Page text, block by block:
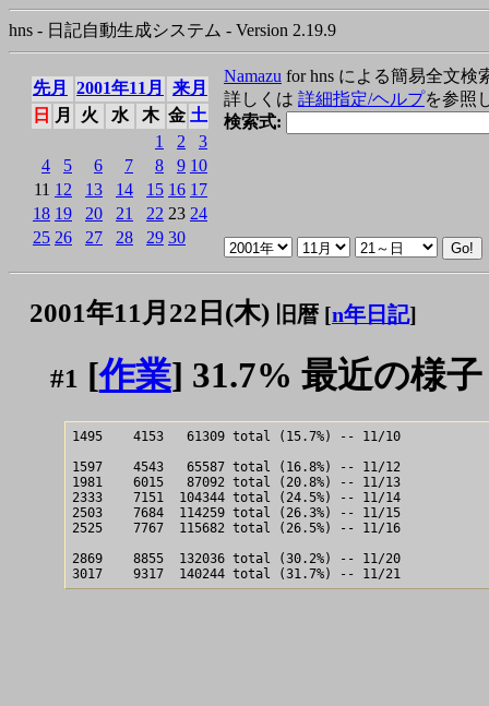
hns - 日記自動生成システム - Version 2.19.9
先月 2001年11月
来月
日
月 火 水 木 金 土
1
2
3
4
5 6 7 8 9 10
11 12 13 14 15 16 17
18 19 20 21 22 23 24
25 26 27 28 29 30
Namazu for hns による簡易全文検
詳しくは 詳細指定/ヘルプを参照
検索式:
2001年11月22日(木) 旧暦 [n年日記]
#1 [作業] 31.7% 最近の様子
1495    4153   61309 total (15.7%) -- 11/10
1597    4543   65587 total (16.8%) -- 11/12
1981    6015   87092 total (20.8%) -- 11/13
2333    7151  104344 total (24.5%) -- 11/14
2503    7684  114259 total (26.3%) -- 11/15
2525    7767  115682 total (26.5%) -- 11/16
2869    8855  132036 total (30.2%) -- 11/20